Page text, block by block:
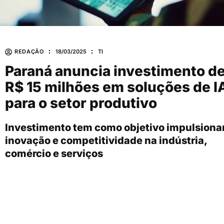
REDAÇÃO 18/03/2025 TI
Paraná anuncia investimento
R$ 15 milhões em soluções de
para o setor produtivo
Investimento tem como objetivo
inovação e competitividade na indústria,
comércio e serviços